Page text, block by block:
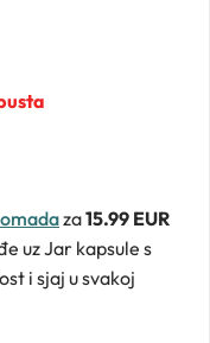
za15.99 EUR
uz Jar kapsule s
i sjaj u svakoj